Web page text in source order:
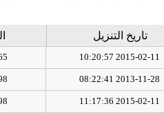
تاريخ التنزيل
2015-02-11 10:20:57
2013-11-28 08:22:41
2015-02-11 11:17:36